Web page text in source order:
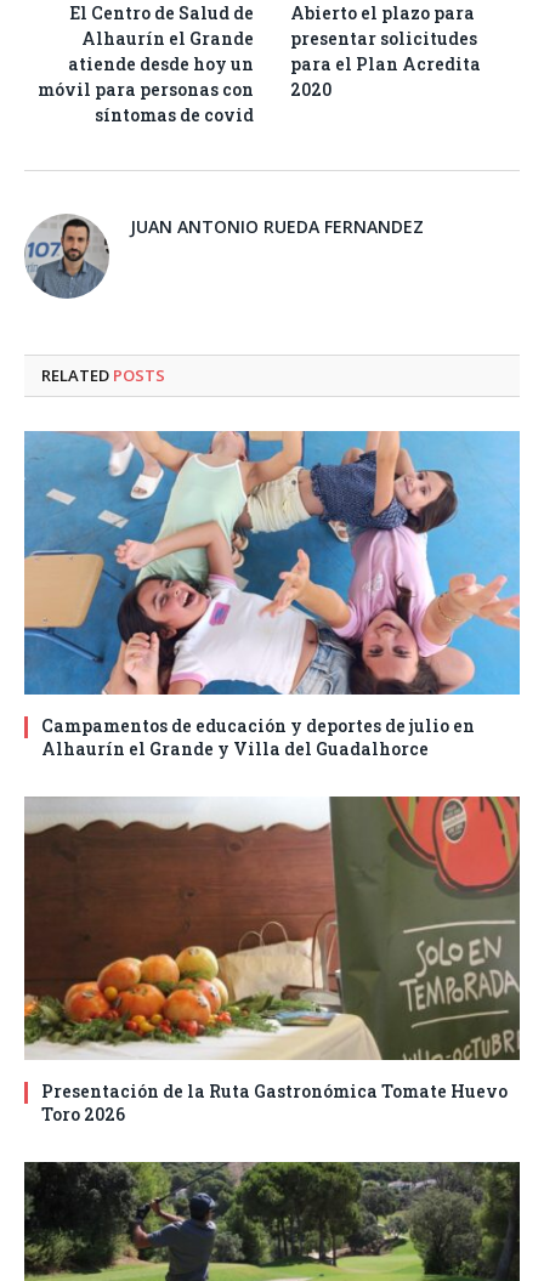
El Centro de Salud de
Alhaurín el Grande
atiende desde hoy un
móvil para personas con
síntomas de covid
Abierto el plazo para
presentar solicitudes
para el Plan Acredita
2020
JUAN ANTONIO RUEDA FERNANDEZ
RELATED POSTS
Campamentos de educación y deportes de julio en
Alhaurín el Grande y Villa del Guadalhorce
Presentación de la Ruta Gastronómica Tomate Huevo
Toro 2026